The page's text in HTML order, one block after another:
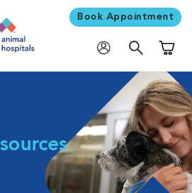
Book Appointment